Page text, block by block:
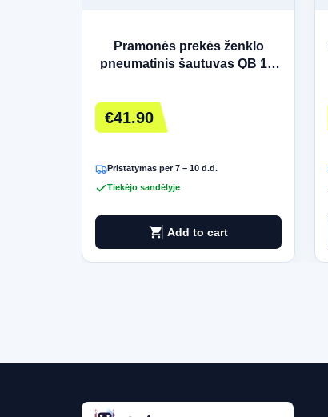
Pramonės prekės ženklo
pneumatinis šautuvas QB 12,
€41.90
Pristatymas per 7 – 10 d.d.
Tiekėjo sandėlyje
shopping_cart Add to cart